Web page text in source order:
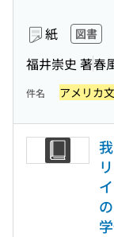
紙 図書
福井崇史 著春
件名 アメリカ